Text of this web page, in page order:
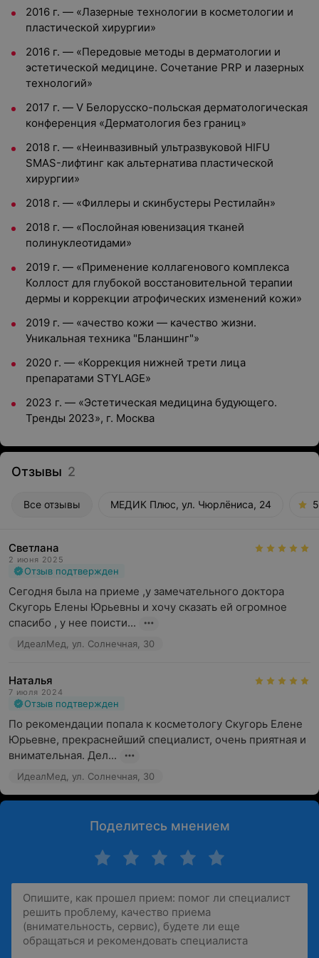
2016 г. — «Лазерные технологии в косметологии и
пластической хирургии»
2016 г. — «Передовые методы в дерматологии и
эстетической медицине. Сочетание PRP и лазерных
технологий»
2017 г. — V Белорусско-польская дерматологическая
конференция «Дерматология без границ»
2018 г. — «Неинвазивный ультразвуковой HIFU
SMAS-лифтинг как альтернатива пластической
хирургии»
2018 г. — «Филлеры и скинбустеры Рестилайн»
2018 г. — «Послойная ювенизация тканей
полинуклеотидами»
2019 г. — «Применение коллагенового комплекса
Коллост для глубокой восстановительной терапии
дермы и коррекции атрофических изменений кожи»
2019 г. — «ачество кожи — качество жизни.
Уникальная техника "Бланшинг"»
2020 г. — «Коррекция нижней трети лица
препаратами STYLAGE»
2023 г. — «Эстетическая медицина будующего.
Тренды 2023», г. Москва
Отзывы 2
Все отзывы МЕДИК Плюс, ул. Чюрлёниса, 24
Светлана
2 июня 2025
Отзыв подтвержден
Сегодня была на приеме ,у замечательного доктора
Скугорь Елены Юрьевны и хочу сказать ей огромное
спасибо , у нее поисти...
ИдеалМед, ул. Солнечная, 30
Наталья
7 июля 2024
Отзыв подтвержден
По рекомендации попала к косметологу Скугорь Елене
Юрьевне, прекраснейший специалист, очень приятная и
внимательная. Дел...
ИдеалМед, ул. Солнечная, 30
Поделитесь мнением